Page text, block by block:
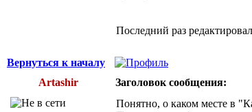
Последний раз
Вернуться к началу
Artashir
Заголовок сообщения:
Понятно, о каком месте в